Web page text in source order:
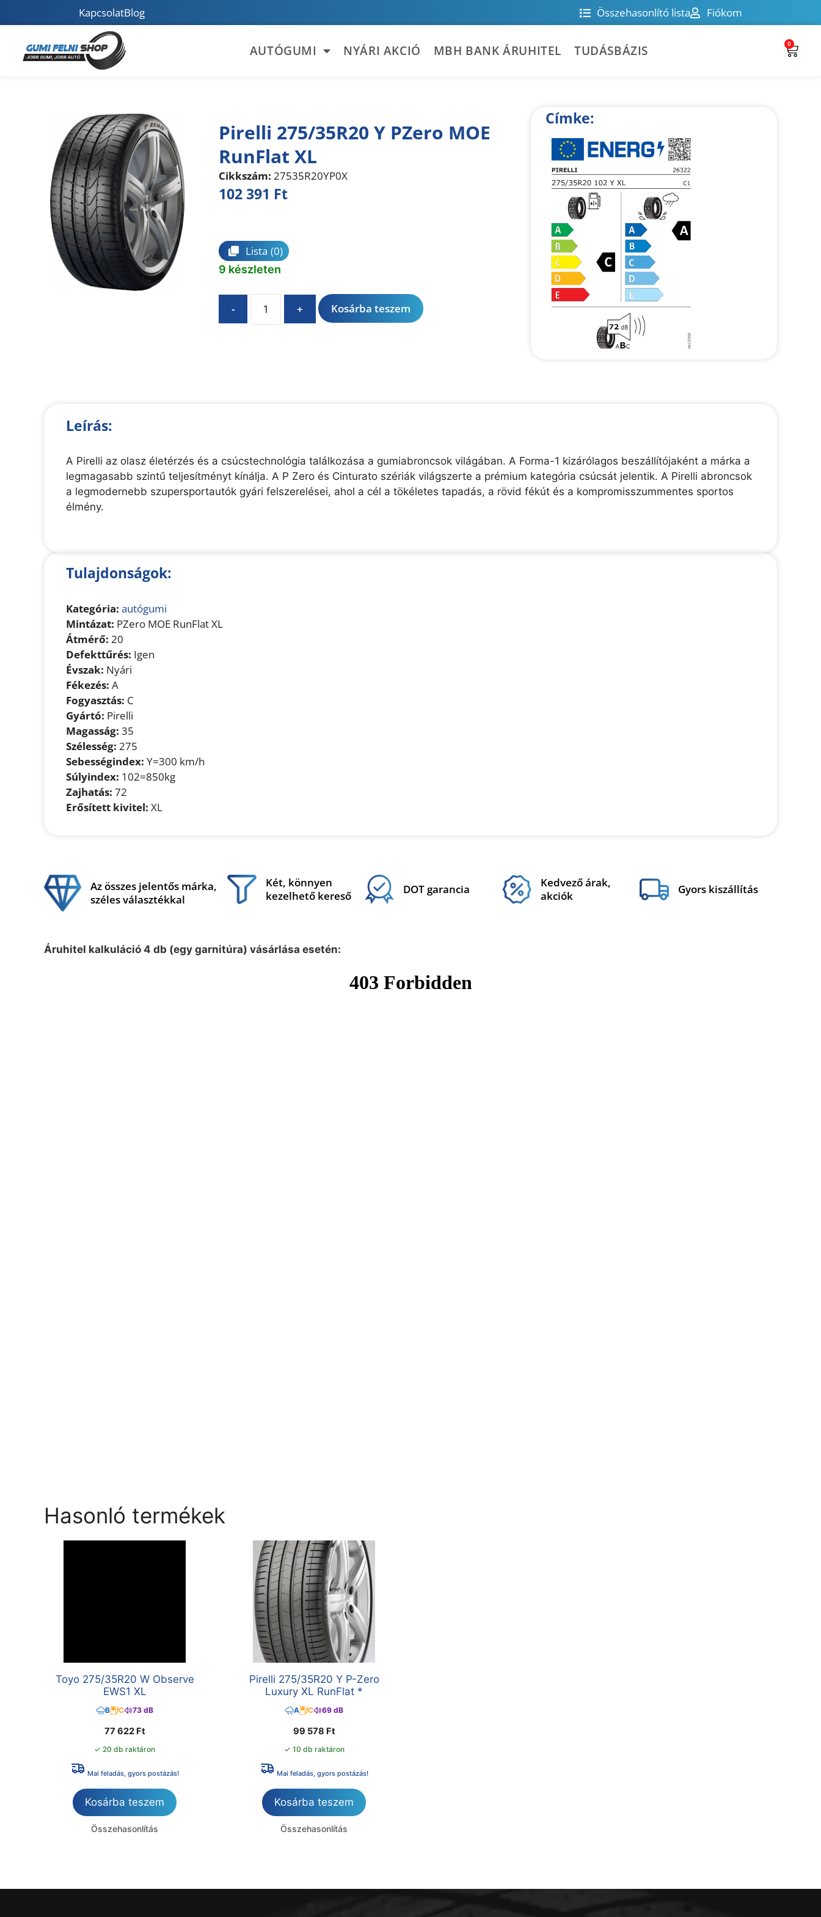
KapcsolatBlog Összehasonlító lista Fiókom
AUTÓGUMI NYÁRI AKCIÓ MBH BANK ÁRUHITEL TUDÁSBÁZIS 0
Pirelli 275/35R20 Y PZero MOE
RunFlat XL
Cikkszám: 27535R20YP0X
102 391 Ft
Lista (0)
9 készleten
- + Kosárba teszem
:
Címke:
Leírás:
A Pirelli az olasz életérzés és a csúcstechnológia találkozása a gumiabroncsok világában. A Forma-1 kizárólagos beszállítójaként a márka a
legmagasabb szintű teljesítményt kínálja. A P Zero és Cinturato szériák világszerte a prémium kategória csúcsát jelentik. A Pirelli abroncsok
a legmodernebb szupersportautók gyári felszerelései, ahol a cél a tökéletes tapadás, a rövid fékút és a kompromisszummentes sportos
élmény.
Tulajdonságok:
Kategória: autógumi
Mintázat: PZero MOE RunFlat XL
Átmérő: 20
Defekttűrés: Igen
Évszak: Nyári
Fékezés: A
Fogyasztás: C
Gyártó: Pirelli
Magasság: 35
Szélesség: 275
Sebességindex: Y=300 km/h
Súlyindex: 102=850kg
Zajhatás: 72
Erősített kivitel: XL
Az összes jelentős márka,
széles választékkal
Két, könnyen
kezelhető kereső
DOT garancia
Kedvező árak,
akciók
Gyors kiszállítás
Áruhitel kalkuláció 4 db (egy garnitúra) vásárlása esetén:
Hasonló termékek
Toyo 275/35R20 W Observe
EWS1 XL
B C 73 dB
77 622 Ft
✓ 20 db raktáron
Mai feladás, gyors postázás!
Kosárba teszem
Összehasonlítás
Pirelli 275/35R20 Y P-Zero
Luxury XL RunFlat *
A C 69 dB
99 578 Ft
✓ 10 db raktáron
Mai feladás, gyors postázás!
Kosárba teszem
Összehasonlítás